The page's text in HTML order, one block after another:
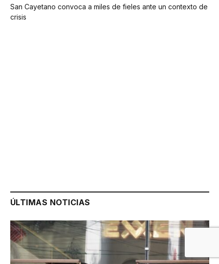
San Cayetano convoca a miles de fieles ante un contexto de
crisis
ÚLTIMAS NOTICIAS